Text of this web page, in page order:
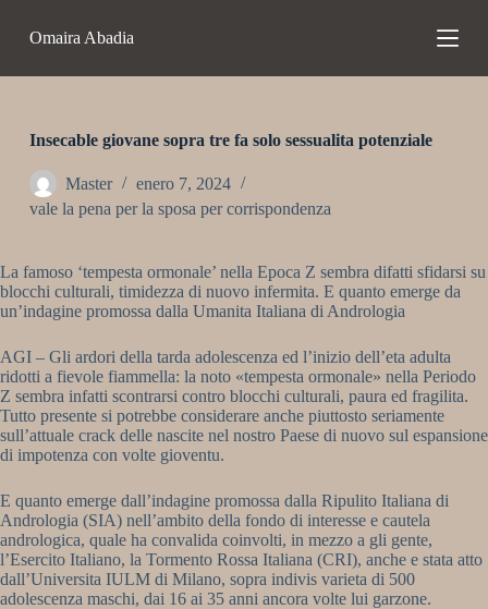
t
n
i
d
Omaira Abadia
Insecable giovane sopra tre fa solo sessualita potenziale
Master
enero 7, 2024
vale la pena per la sposa per corrispondenza
La famoso ‘tempesta ormonale’ nella Epoca Z sembra difatti sfidarsi su
blocchi culturali, timidezza di nuovo infermita. E quanto emerge da
un’indagine promossa dalla Umanita Italiana di Andrologia
AGI – Gli ardori della tarda adolescenza ed l’inizio dell’eta adulta
ridotti a fievole fiammella: la noto «tempesta ormonale» nella Periodo
Z sembra infatti scontrarsi contro blocchi culturali, paura ed fragilita.
Tutto presente si potrebbe considerare anche piuttosto seriamente
sull’attuale crack delle nascite nel nostro Paese di nuovo sul espansione
di impotenza con volte gioventu.
E quanto emerge dall’indagine promossa dalla Ripulito Italiana di
Andrologia (SIA) nell’ambito della fondo di interesse e cautela
andrologica, quale ha convalida coinvolti, in mezzo a gli gente,
l’Esercito Italiano, la Tormento Rossa Italiana (CRI), anche e stata atto
dall’Universita IULM di Milano, sopra indivis varieta di 500
adolescenza maschi, dai 16 ai 35 anni ancora volte lui garzone.